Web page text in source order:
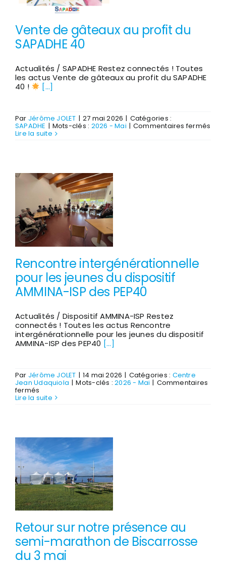
Vente de gâteaux au profit du
SAPADHE 40
Actualités / SAPADHE Restez connectés ! Toutes
les actus Vente de gâteaux au profit du SAPADHE
40 !
[...]
Par Jérôme JOLET | 27 mai 2026 | Catégories :
SAPADHE | Mots-clés : 2026 - Mai | Commentaires fermés
Lire la suite
Rencontre intergénérationnelle
pour les jeunes du dispositif
AMMINA-ISP des PEP40
Actualités / Dispositif AMMINA-ISP Restez
connectés ! Toutes les actus Rencontre
intergénérationnelle pour les jeunes du dispositif
AMMINA-ISP des PEP40 [...]
Par Jérôme JOLET | 14 mai 2026 | Catégories : Centre
Jean Udaquiola | Mots-clés :2026 - Mai | Commentaires
fermés
Rencontre
dispositif
AMMINA-
ISP
des
PEP40
Lire la suite
Retour sur notre présence au
semi-marathon de Biscarrosse
du 3 mai